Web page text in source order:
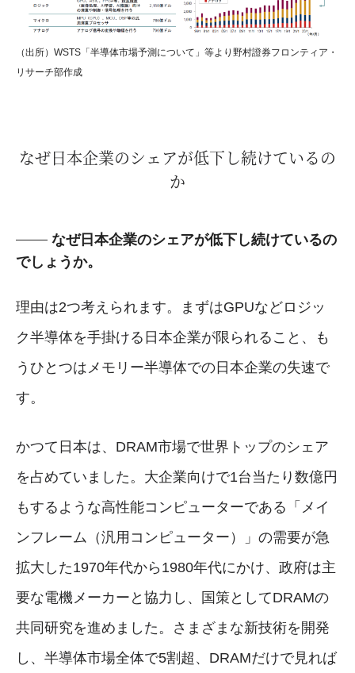
（出所）WSTS「半導体市場予測について」等より野村證券フロンティア・
リサーチ部作成
なぜ日本企業のシェアが低下し続けているの
か
なぜ日本企業のシェアが低下し続けているの
でしょうか。
理由は2つ考えられます。まずはGPUなどロジッ
ク半導体を手掛ける日本企業が限られること、も
うひとつはメモリー半導体での日本企業の失速で
す。
かつて日本は、DRAM市場で世界トップのシェア
を占めていました。大企業向けで1台当たり数億円
もするような高性能コンピューターである「メイ
ンフレーム（汎用コンピューター）」の需要が急
拡大した1970年代から1980年代にかけ、政府は主
要な電機メーカーと協力し、国策としてDRAMの
共同研究を進めました。さまざまな新技術を開発
し、半導体市場全体で5割超、DRAMだけで見れば